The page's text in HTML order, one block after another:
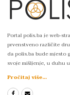
Portal polis.ba je web-
prvenstveno različite
da polis.ba bude
svoje mišljenje, u duhu
Pročitaj više...